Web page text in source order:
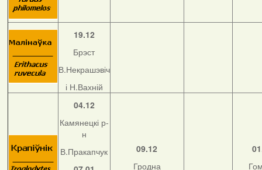
19.12
Брэст
В.Некрашэвіч
і Н.Вахній
04.12
Камянецкі р-
н
В.Пракапчук
09.12
Гродна